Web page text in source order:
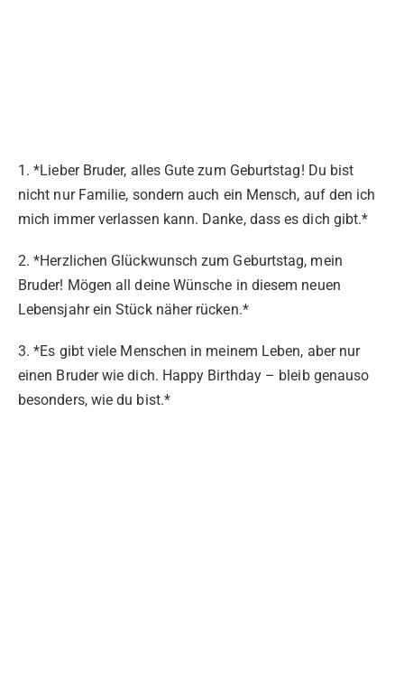
1. *Lieber Bruder, alles Gute zum Geburtstag! Du bist
nicht nur Familie, sondern auch ein Mensch, auf den ich
mich immer verlassen kann. Danke, dass es dich gibt.*
2. *Herzlichen Glückwunsch zum Geburtstag, mein
Bruder! Mögen all deine Wünsche in diesem neuen
Lebensjahr ein Stück näher rücken.*
3. *Es gibt viele Menschen in meinem Leben, aber nur
einen Bruder wie dich. Happy Birthday – bleib genauso
besonders, wie du bist.*